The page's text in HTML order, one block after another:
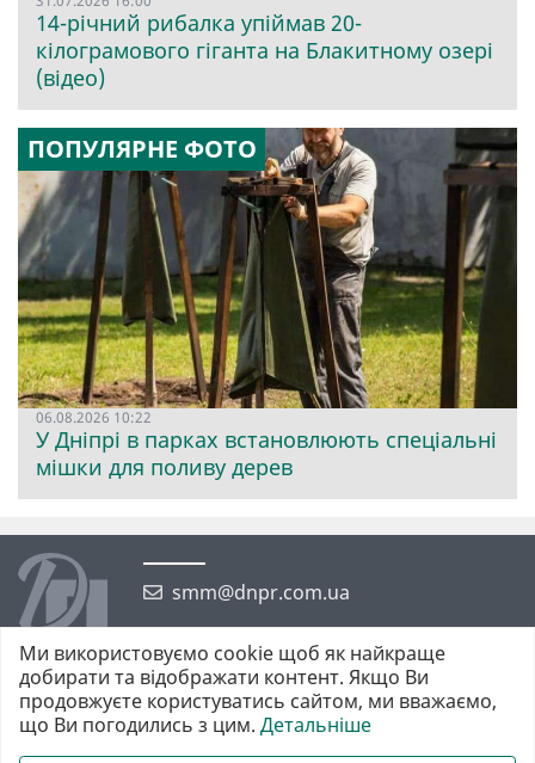
14-річний рибалка упіймав 20-
кілограмового гіганта на Блакитному озері
(відео)
ПОПУЛЯРНЕ ФОТО
06.08.2026 10:22
У Дніпрі в парках встановлюють спеціальні
мішки для поливу дерев
smm@dnpr.com.ua
©2026 https://dnpr.com.ua Дніпровська порадниця
Ми використовуємо cookie щоб як найкраще
добирати та відображати контент. Якщо Ви
продовжуєте користуватись сайтом, ми вважаємо,
що Ви погодились з цим. Детальніше